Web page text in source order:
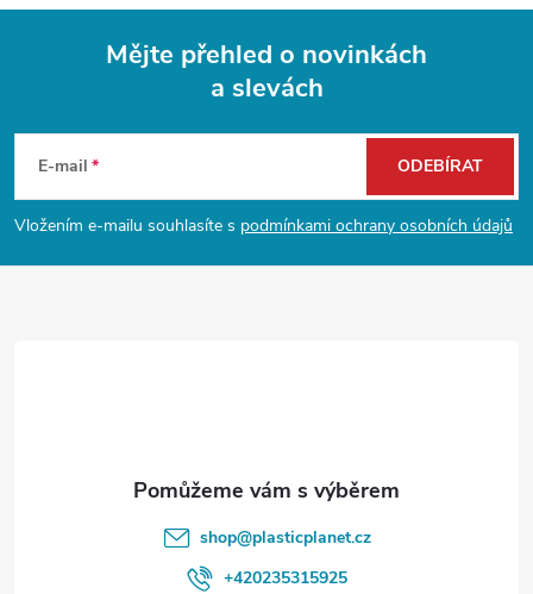
p
a
Mějte přehled o novinkách
a slevách
E-mail
Vložením e-mailu souhlasíte s podmínkami ochrany osobních údajů
ODEBÍRAT
shop@plasticplanet.cz
+420235315925